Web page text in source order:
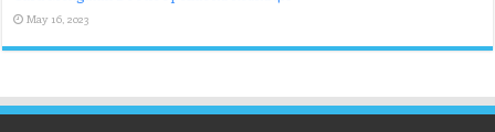
May 16, 2023